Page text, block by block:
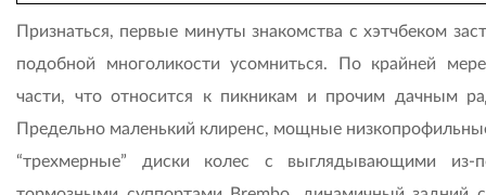
Признаться, первые минуты знакомства с хэтчбеком
подобной многоликости усомниться. По крайней
части, что относится к пикникам и прочим дачным
Предельно маленький клиренс, мощные
“трехмерные” диски колес с выглядывающими из-